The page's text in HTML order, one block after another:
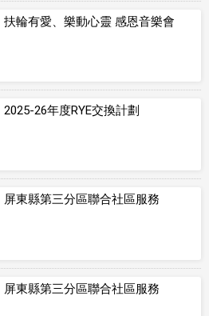
扶輪有愛、樂動心靈 感恩音樂會
2025-26年度RYE交換計劃
屏東縣第三分區聯合社區服務
屏東縣第三分區聯合社區服務